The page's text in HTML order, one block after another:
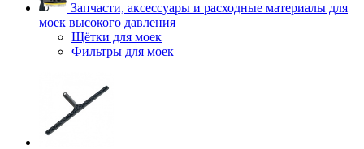
Запчасти, аксессуары и расходные материалы для
моек высокого давления
Щётки для моек
Фильтры для моек